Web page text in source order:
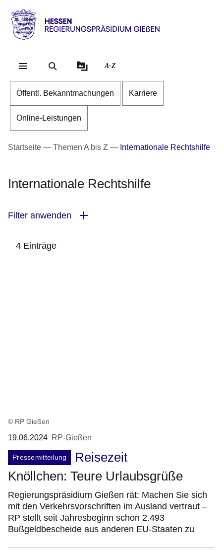
Direkt zum Kopf der
Direkt zum Inhalt
Direkt zum Fuß der
Hessen
RP
A-Z
Öffentl. Bekanntmachungen Karriere
Online-Leistungen
Startseite Themen A bis Z Internationale Rechtshilfe
Internationale Rechtshilfe
Filter anwenden
4 Einträge
© RP Gießen
19.06.2024 RP-Gießen
Pressemitteilung
Reisezeit
Knöllchen: Teure Urlaubsgrüße
Regierungspräsidium Gießen rät: Machen Sie sich
mit den Verkehrsvorschriften im Ausland vertraut –
RP stellt seit Jahresbeginn schon 2.493
Bußgeldbescheide aus anderen EU-Staaten zu